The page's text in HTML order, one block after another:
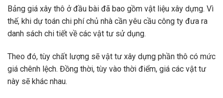
Bảng giá xây thô ở đầu bài đã bao gồm vật liệu xây dựng. Vì
thế, khi dự toán chi phí chủ nhà cần yêu cầu công ty đưa ra
danh sách chi tiết về các vật tư sử dụng.
Theo đó, tùy chất lượng sẽ vật tư xây dựng phần thô có mức
giá chênh lệch. Đồng thời, tùy vào thời điểm, giá các vật tư
này sẽ khác nhau.